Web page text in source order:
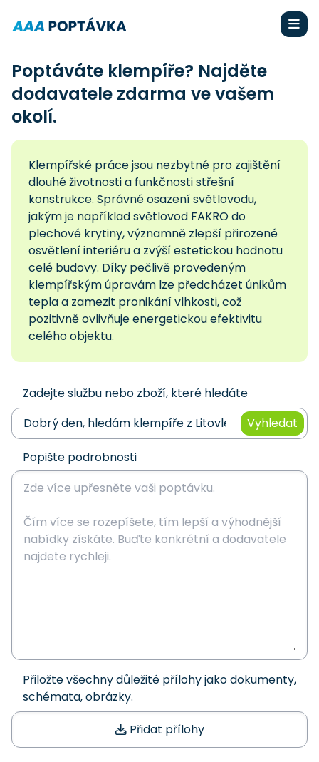
Poptáváte klempíře? Najděte
dodavatele zdarma ve vašem
okolí.
Klempířské práce jsou nezbytné pro zajištění
dlouhé životnosti a funkčnosti střešní
konstrukce. Správné osazení světlovodu,
jakým je například světlovod FAKRO do
plechové krytiny, významně zlepší přirozené
osvětlení interiéru a zvýší estetickou hodnotu
celé budovy. Díky pečlivě provedeným
klempířským úpravám lze předcházet únikům
tepla a zamezit pronikání vlhkosti, což
pozitivně ovlivňuje energetickou efektivitu
celého objektu.
Zadejte službu nebo zboží, které hledáte
Vyhledat
Popište podrobnosti
Přiložte všechny důležité přílohy jako dokumenty,
schémata, obrázky.
Přidat přílohy